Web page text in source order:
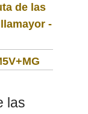
de las
-
las